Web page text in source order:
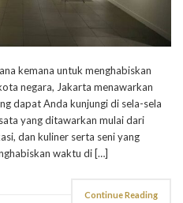
kemana untuk menghabiskan
negara, Jakarta menawarkan
dapat Anda kunjungi di sela-sela
yang ditawarkan mulai dari
dan kuliner serta seni yang
waktu di […]
Continue Reading